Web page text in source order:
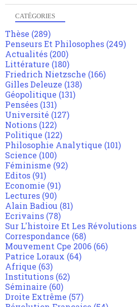
CATÉGORIES
Thèse (289)
Penseurs Et Philosophes (249)
Actualités (200)
Littérature (180)
Friedrich Nietzsche (166)
Gilles Deleuze (138)
Géopolitique (131)
Pensées (131)
Université (127)
Notions (122)
Politique (122)
Philosophie Analytique (101)
Science (100)
Féminisme (92)
Editos (91)
Economie (91)
Lectures (90)
Alain Badiou (81)
Ecrivains (78)
Sur L'histoire Et Les Révolutions
Correspondance (68)
Mouvement Cpe 2006 (66)
Patrice Loraux (64)
Afrique (63)
Institutions (62)
Séminaire (60)
Droite Extrême (57)